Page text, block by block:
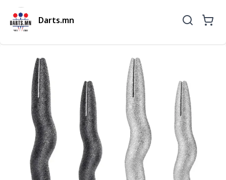
Darts.mn